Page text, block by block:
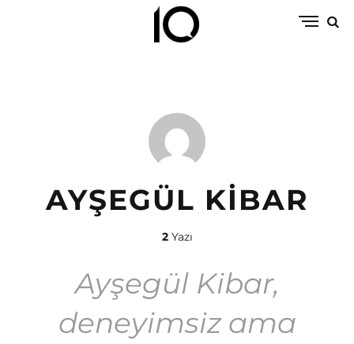
AYŞEGÜL KIBAR
2Yazı
Ayşegül Kibar,
deneyimsiz ama